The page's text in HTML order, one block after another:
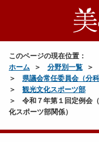
このページの現在位置：
ホーム
分野別一覧
県議会常任委員会（分
観光文化スポーツ部
令和７年第１回定例会
化スポーツ部関係）